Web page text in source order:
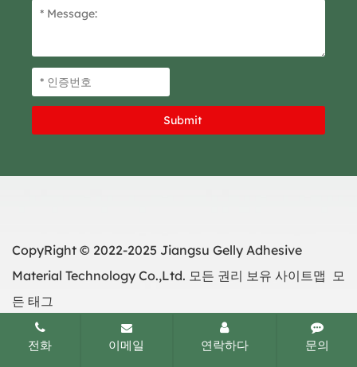
CopyRight © 2022-2025 Jiangsu Gelly Adhesive
Material Technology Co.,Ltd. 모든 권리 보유 사이트맵
모
든 태그
전화 이메일 연락하다 문의